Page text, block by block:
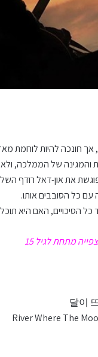
אך חונכה להיות לוחמת
והמגינה של הממלכה,
את און-דאל רודף
עם כל הסובבים אותו.
כל הסיכויים, האם היא
מתחת לגיל 15
River Where The